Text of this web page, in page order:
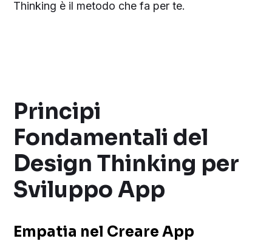
Thinking è il metodo che fa per te.
Principi
Fondamentali del
Design Thinking per
Sviluppo App
Empatia nel Creare App